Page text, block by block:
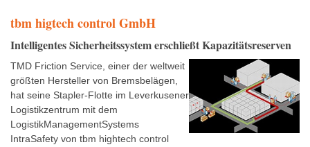
tbm higtech control GmbH
Intelligentes Sicherheitssystem erschließt Kapazitätsreserven
TMD Friction Service, einer der weltweit
größten Hersteller von Bremsbelägen,
hat seine Stapler-Flotte im Leverkusener
Logistikzentrum mit dem
LogistikManagementSystems
IntraSafety von tbm hightech control